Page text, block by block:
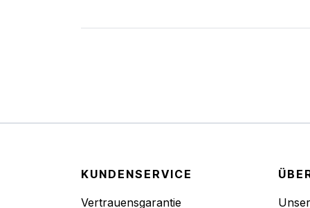
KUNDENSERVICE
Vertrauensgarantie